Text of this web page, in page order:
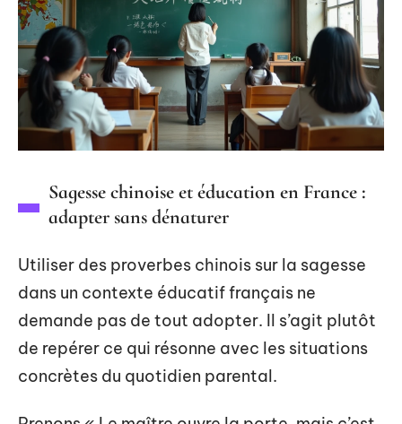
Sagesse chinoise et éducation en France :
adapter sans dénaturer
Utiliser des proverbes chinois sur la sagesse
dans un contexte éducatif français ne
demande pas de tout adopter. Il s’agit plutôt
de repérer ce qui résonne avec les situations
concrètes du quotidien parental.